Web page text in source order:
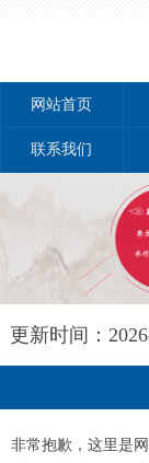
网站首页
联系我们
更新时间：
非常抱歉，这里是